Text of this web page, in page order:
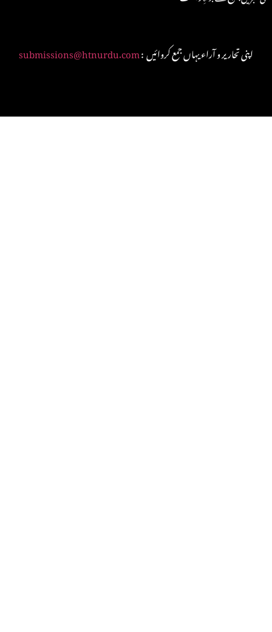
submissions@htnurdu.com : اپنی تحاریر و آراء یہاں جمع کروائیں